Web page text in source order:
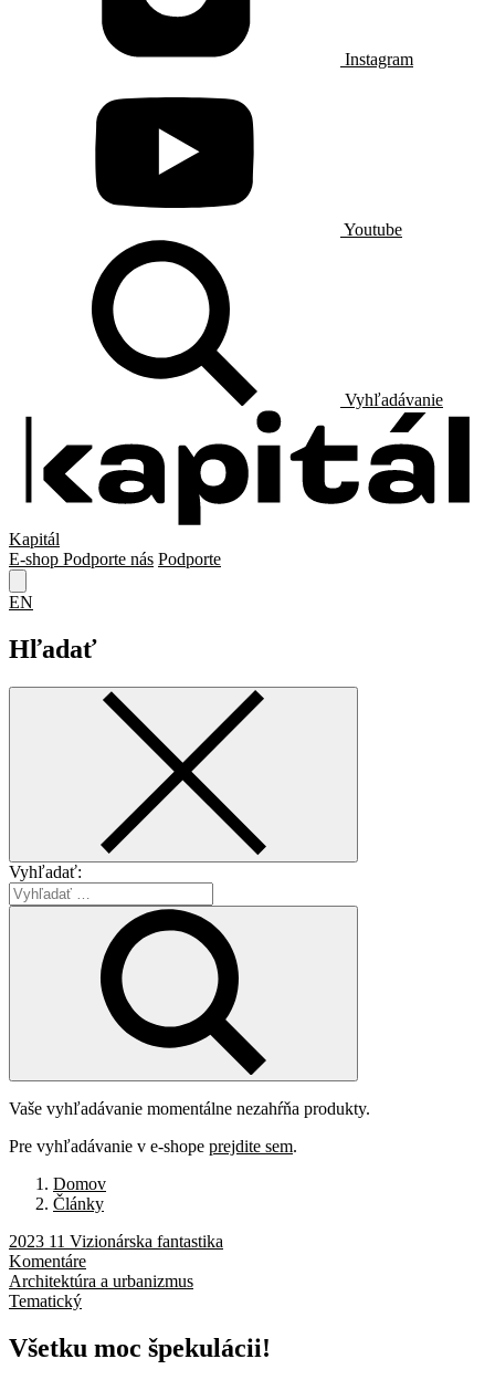
Instagram
Youtube
Vyhľadávanie
Kapitál
E-shop Podporte nás Podporte
EN
Hľadať
Vyhľadať:
Vaše vyhľadávanie momentálne nezahŕňa produkty.
Pre vyhľadávanie v e-shope prejdite sem.
Domov
Články
2023 11 Vizionárska fantastika
Komentáre
Architektúra a urbanizmus
Tematický
Všetku moc špekulácii!